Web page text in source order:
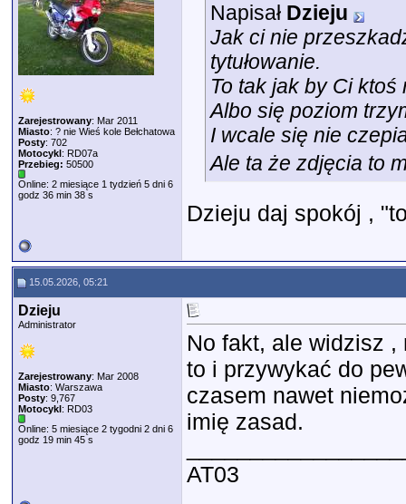
Zarejestrowany: Mar 2011
Miasto: ? nie Wieś kole Bełchatowa
Posty: 702
Motocykl: RD07a
Przebieg: 50500
Online: 2 miesiące 1 tydzień 5 dni 6
godz 36 min 38 s
Napisał Dzieju
Jak ci nie
tytułowanie.
To tak jak by Ci ktoś
Albo się poziom
I wcale się nie
Ale ta że zdjęcia to
Dzieju daj spokój ,
15.05.2026, 05:21
Dzieju
Administrator
Zarejestrowany: Mar 2008
Miasto: Warszawa
Posty: 9,767
Motocykl: RD03
Online: 5 miesiące 2 tygodni 2 dni 6
godz 19 min 45 s
No fakt, ale widzisz
to i przywykać do
czasem nawet
imię zasad.
AT03